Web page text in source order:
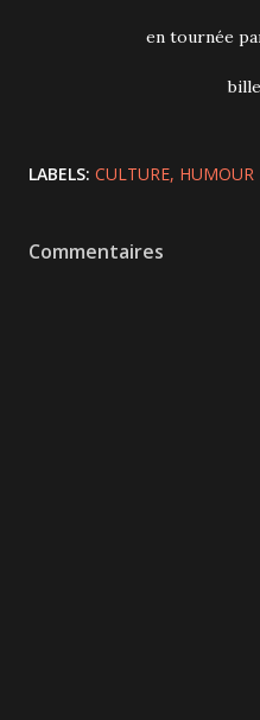
en tournée
LABELS: CULTURE HUMOUR
Commentaires